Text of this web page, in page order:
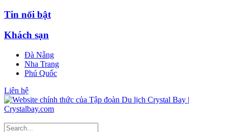
Tin nổi bật
Khách sạn
Đà Nẵng
Nha Trang
Phú Quốc
Liên hệ